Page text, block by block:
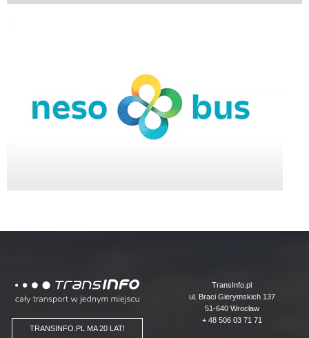
Logo
TRANSINFO.PL MA 20 LAT!
TransInfo.pl
ul. Braci Gierymskich 137
51-640 Wrocław
+ 48 506 03 71 71